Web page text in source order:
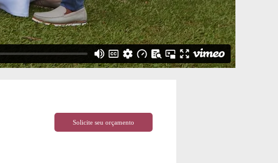
Solicite seu orçamento